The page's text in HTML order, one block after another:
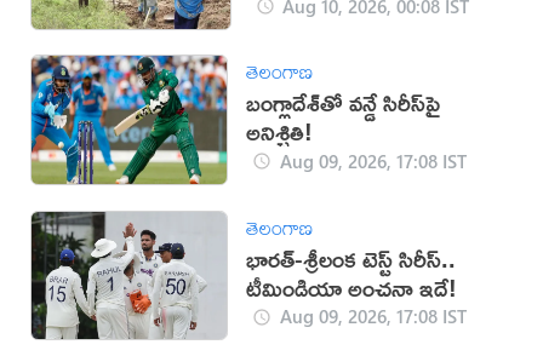
Aug 10, 2026, 00:08 IST
తెలంగాణ
బంగ్లాదేశ్‌తో వన్డే సిరీస్‌పై
అనిశ్చితి!
Aug 09, 2026, 17:08 IST
తెలంగాణ
భారత్-శ్రీలంక టెస్ట్ సిరీస్..
టీమిండియా అంచనా ఇదే!
Aug 09, 2026, 17:08 IST